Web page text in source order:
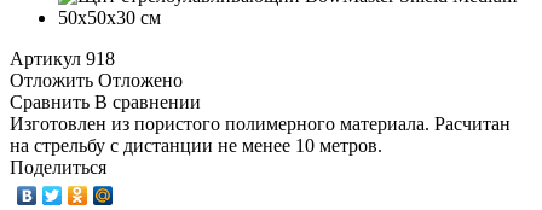
Артикул 918
Отложить Отложено
Сравнить В сравнении
Изготовлен из пористого полимерного материала. Расчитан
на стрельбу с дистанции не менее 10 метров.
Поделиться